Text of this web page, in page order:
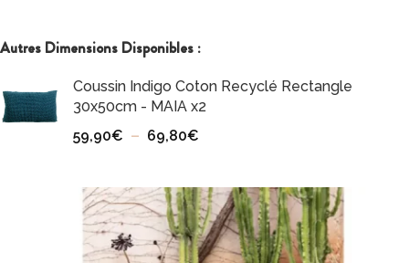
Autres Dimensions Disponibles :
Coussin Indigo Coton Recyclé Rectangle
30x50cm - MAIA x2
59,90€ – 69,80€